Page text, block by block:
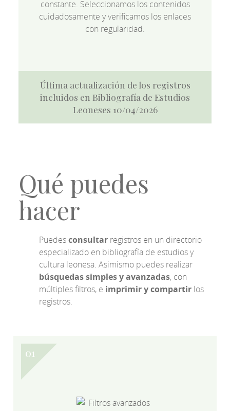
constante. Seleccionamos los contenidos
cuidadosamente y verificamos los enlaces
con regularidad.
Última actualización de los registros
incluidos en Bibliografía de Estudios
Leoneses 10/04/2026
Qué puedes
hacer
Puedesconsultar registros en un directorio
especializado en bibliografía de estudios y
cultura leonesa. Asimismo puedes realizar
búsquedas simples y avanzadas, con
múltiples filtros, e imprimir y compartir los
registros.